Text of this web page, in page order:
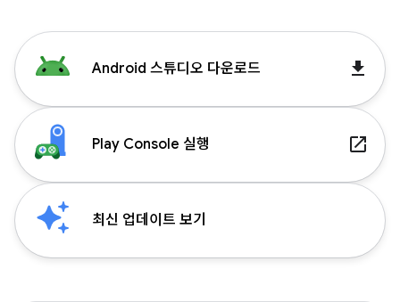
Android 스튜디오 다운로드 get_app
Play Console 실행 launch
최신 업데이트 보기